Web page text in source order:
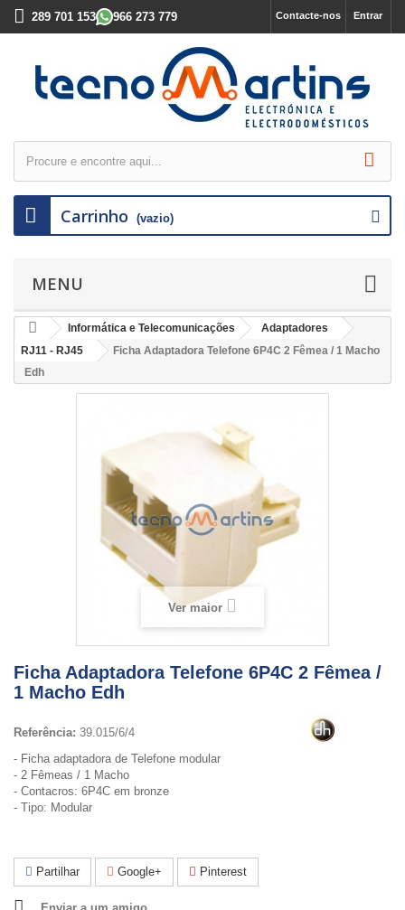
Entrar
Contacte-nos
289 701 153 966 273 779
Carrinho (vazio)
MENU
Informática e Telecomunicações
Adaptadores
RJ11 - RJ45
Ficha Adaptadora Telefone 6P4C 2 Fêmea / 1 Macho
Edh
Ver maior
Ficha Adaptadora Telefone 6P4C 2 Fêmea /
1 Macho Edh
Referência: 39.015/6/4
- Ficha adaptadora de Telefone modular
- 2 Fêmeas / 1 Macho
- Contacros: 6P4C em bronze
- Tipo: Modular
Partilhar Google+ Pinterest